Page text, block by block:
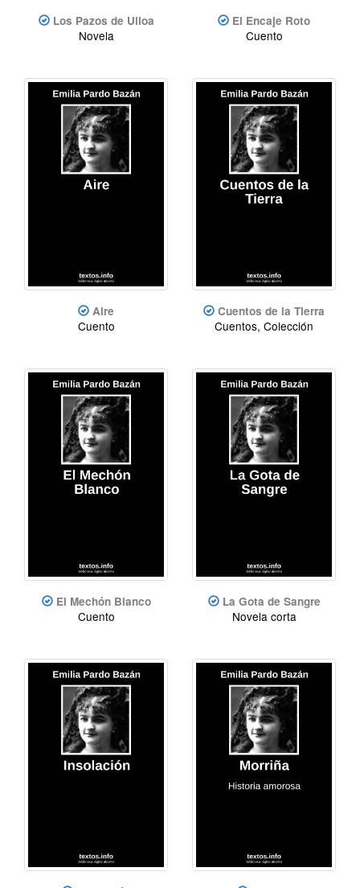
Los Pazos de Ulloa
Novela
El Encaje Roto
Cuento
Aire
Cuento
Cuentos de la Tierra
Cuentos, Colección
El Mechón Blanco
Cuento
La Gota de Sangre
Novela corta